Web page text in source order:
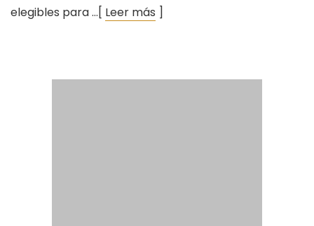
elegibles para …[ Leer más ]